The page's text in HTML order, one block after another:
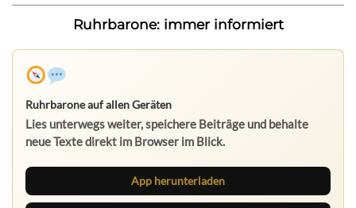
Ruhrbarone: immer informiert
Ruhrbarone auf allen Geräten
Lies unterwegs weiter, speichere Beiträge und behalte
neue Texte direkt im Browser im Blick.
App herunterladen